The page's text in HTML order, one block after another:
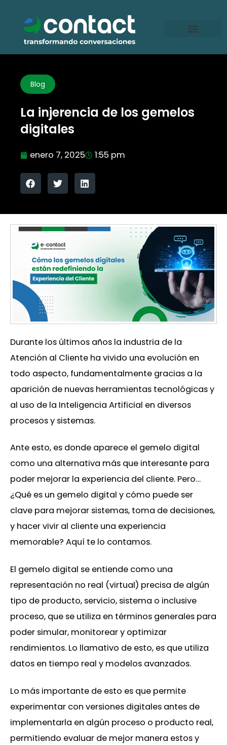
contenido
Blog
La injerencia de los gemelos
digitales
enero 7, 2025 1:55 pm
Durante los últimos años la industria de la
Atención al Cliente ha vivido una evolución en
todo aspecto, fundamentalmente gracias a la
aparición de nuevas herramientas tecnológicas y
al uso de la Inteligencia Artificial en diversos
procesos y sistemas.
Ante esto, es donde aparece el gemelo digital
como una alternativa más que interesante para
poder mejorar la experiencia del cliente. Pero…
¿Qué es un gemelo digital y cómo puede ser
clave para mejorar sistemas, toma de decisiones,
y hacer vivir al cliente una experiencia
memorable? Aquí te lo contamos.
El gemelo digital se entiende como una
representación no real (virtual) precisa de algún
tipo de producto, servicio, sistema o inclusive
proceso, que se utiliza en términos generales para
poder simular, monitorear y optimizar
rendimientos. Lo llamativo de esto, es que utiliza
datos en tiempo real y modelos avanzados.
Lo más importante de esto es que permite
experimentar con versiones digitales antes de
implementarla en algún proceso o producto real,
permitiendo evaluar de mejor manera estos y